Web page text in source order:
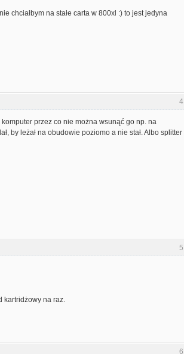
chciałbym na stałe carta w 800xl :) to jest jedyna
4
przez co nie można wsunąć go np. na
by leżał na obudowie poziomo a nie stał. Albo splitter
5
kartridżowy na raz.
6